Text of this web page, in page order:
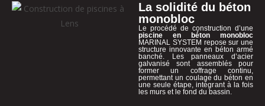
La solidité du béton
monobloc
Le procédé de construction d’une
piscine en béton monobloc
MARINAL SYSTEM repose sur une
structure innovante en béton armé
banché. Les panneaux d’acier
galvanisé sont assemblés pour
former un coffrage continu,
permettant un coulage du béton en
une seule étape, intégrant à la fois
les murs et le fond du bassin.